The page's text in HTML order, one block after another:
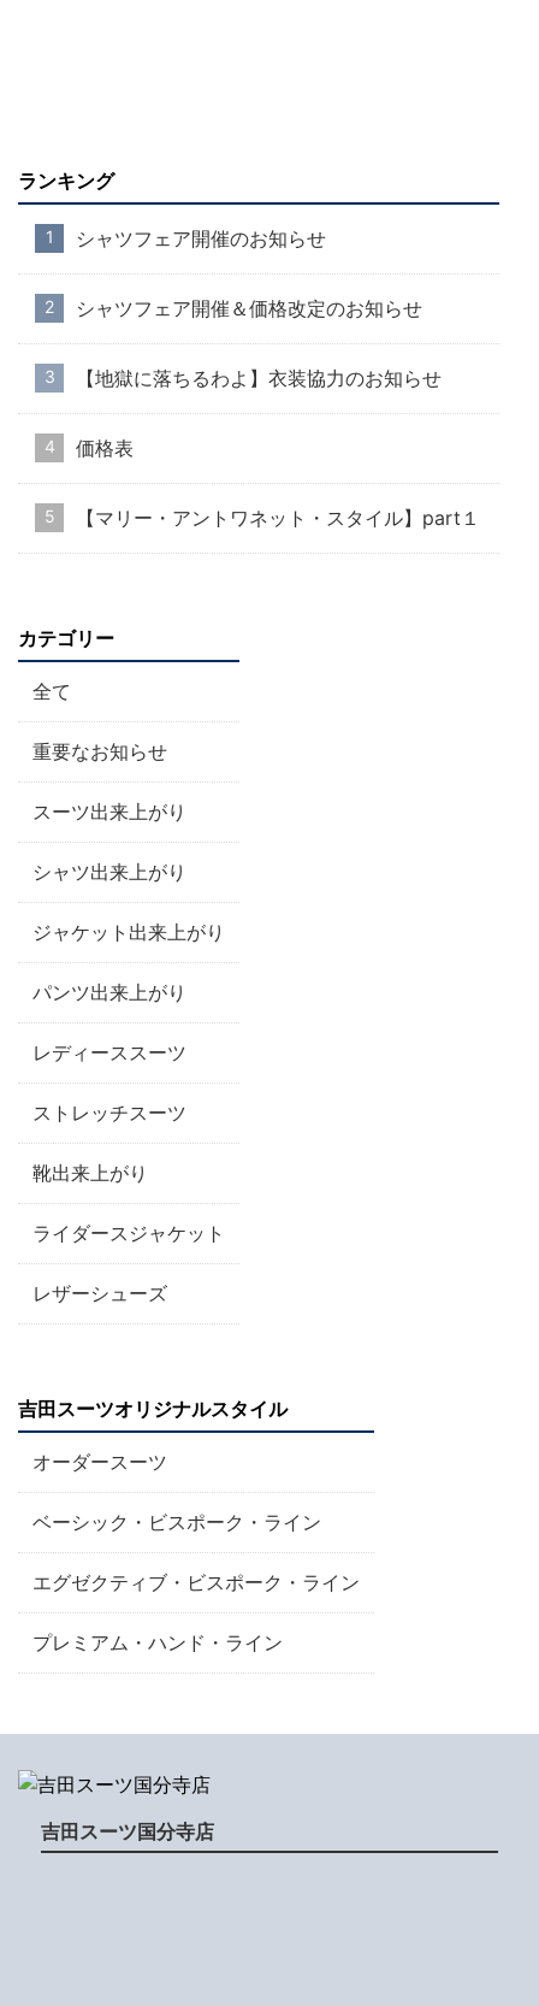
ランキング
シャツフェア開催のお知らせ
シャツフェア開催＆価格改定のお知らせ
【地獄に落ちるわよ】衣装協力のお知らせ
価格表
【マリー・アントワネット・スタイル】part１
カテゴリー
全て
重要なお知らせ
スーツ出来上がり
シャツ出来上がり
ジャケット出来上がり
パンツ出来上がり
レディーススーツ
ストレッチスーツ
靴出来上がり
ライダースジャケット
レザーシューズ
吉田スーツオリジナルスタイル
オーダースーツ
ベーシック・ビスポーク・ライン
エグゼクティブ・ビスポーク・ライン
プレミアム・ハンド・ライン
吉田スーツ国分寺店